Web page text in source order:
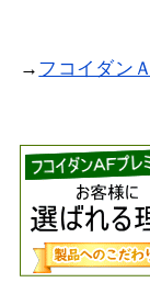
→ フコイダン